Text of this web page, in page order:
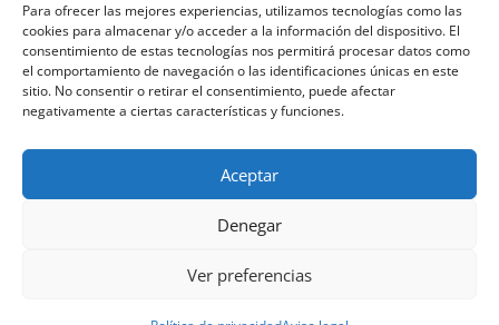
Para ofrecer las mejores experiencias, utilizamos tecnologías como las
cookies para almacenar y/o acceder a la información del dispositivo. El
consentimiento de estas tecnologías nos permitirá procesar datos como
el comportamiento de navegación o las identificaciones únicas en este
sitio. No consentir o retirar el consentimiento, puede afectar
negativamente a ciertas características y funciones.
Aceptar
Denegar
Ver preferencias
RC Celta
Celta y Athletic Club unidos por el “Día das Letras
mayo 17, 2026